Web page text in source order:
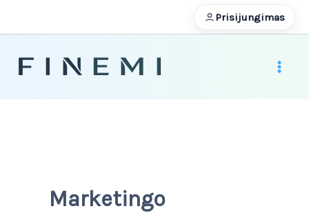
Prisijungimas
Marketingo